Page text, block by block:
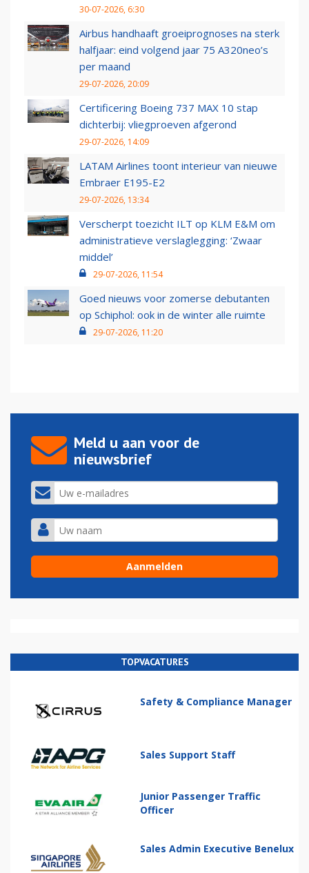
30-07-2026, 6:30
Airbus handhaaft groeiprognoses na sterk
halfjaar: eind volgend jaar 75 A320neo’s
per maand
29-07-2026, 20:09
Certificering Boeing 737 MAX 10 stap
dichterbij: vliegproeven afgerond
29-07-2026, 14:09
LATAM Airlines toont interieur van nieuwe
Embraer E195-E2
29-07-2026, 13:34
Verscherpt toezicht ILT op KLM E&M om
administratieve verslaglegging: ‘Zwaar
middel’
29-07-2026, 11:54
Goed nieuws voor zomerse debutanten
op Schiphol: ook in de winter alle ruimte
29-07-2026, 11:20
Meld u aan voor de
nieuwsbrief
TOPVACATURES
Safety & Compliance Manager
Sales Support Staff
Junior Passenger Traffic
Officer
Sales Admin Executive Benelux